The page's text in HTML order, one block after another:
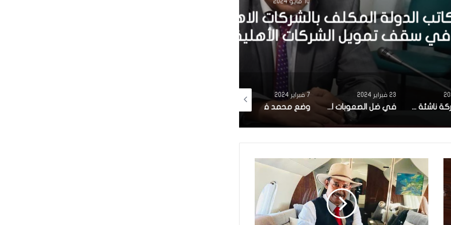
الاهلية: قريبا الترفيع
إلى مليون دينار
صنعت شركة ناشئة تونسية.. بلدية سوسة تنطلق في تجربة ‘zigofiltre’ في ضل الصعوبات الاقتصادية : تاخر كبير في الاعلان عن تركيبة الهيئة الوطنية للصلح الجزائي وانطلاق اشغالها وضع محمد فريخة الصحي صعب ونقله الي المستشفى